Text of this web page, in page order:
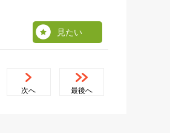
見たい
次へ 最後へ